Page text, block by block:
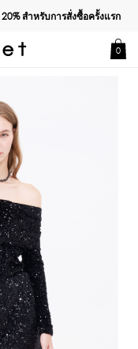
20%สำหรับการสั่งซื้อครั้งแรก
0